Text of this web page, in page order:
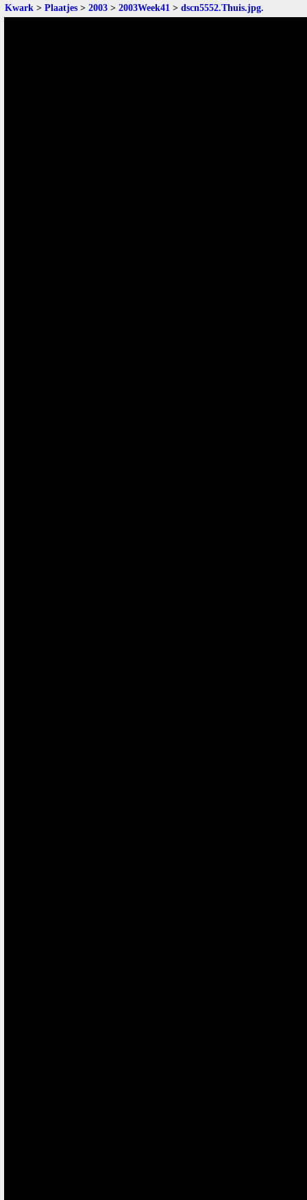
Kwark > Plaatjes > 2003 > 2003Week41 > dscn5552.Thuis.jpg.